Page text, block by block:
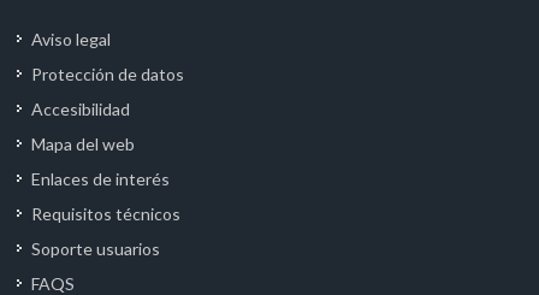
Aviso legal
Protección de datos
Accesibilidad
Mapa del web
Enlaces de interés
Requisitos técnicos
Soporte usuarios
FAQS